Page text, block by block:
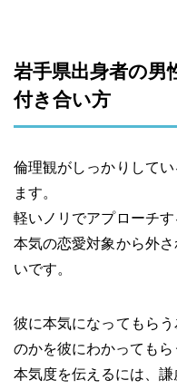
岩手県出身者の男
付き合い方
倫理観がしっかりして
ます。
軽いノリでアプローチす
本気の恋愛対象から外
いです。
彼に本気になってもら
のかを彼にわかってもら
本気度を伝えるには、謙